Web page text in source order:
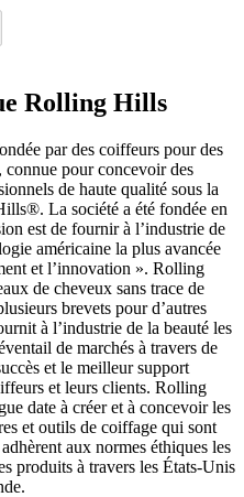
Rolling Hills
par des coiffeurs pour des
pour concevoir des
de haute qualité sous la
La société a été fondée en
est de fournir à l’industrie de
américaine la plus avancée
et l’innovation ». Rolling
de cheveux sans trace de
brevets pour d’autres
à l’industrie de la beauté les
de marchés à travers de
et le meilleur support
et leurs clients. Rolling
date à créer et à concevoir les
et outils de coiffage qui sont
aux normes éthiques les
produits à travers les États-Unis